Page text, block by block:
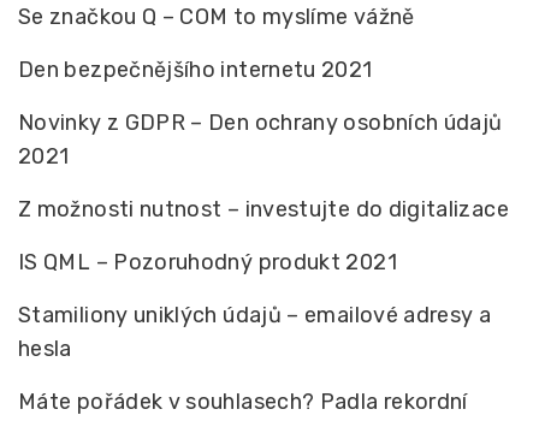
Se značkou Q – COM to myslíme vážně
Den bezpečnějšího internetu 2021
Novinky z GDPR – Den ochrany osobních údajů
2021
Z možnosti nutnost – investujte do digitalizace
IS QML – Pozoruhodný produkt 2021
Stamiliony uniklých údajů – emailové adresy a
hesla
Máte pořádek v souhlasech? Padla rekordní